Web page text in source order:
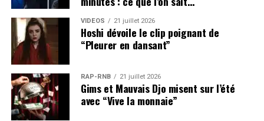
VIDEOS 21 juillet 2026
Hoshi dévoile le clip poignant de
“Pleurer en dansant”
RAP-RNB 21 juillet 2026
Gims et Mauvais Djo misent sur l’été
avec “Vive la monnaie”